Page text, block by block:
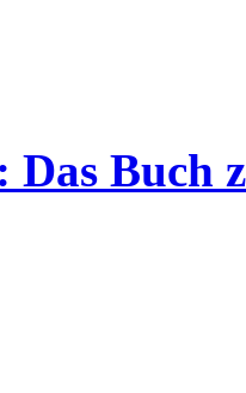
Das Buch